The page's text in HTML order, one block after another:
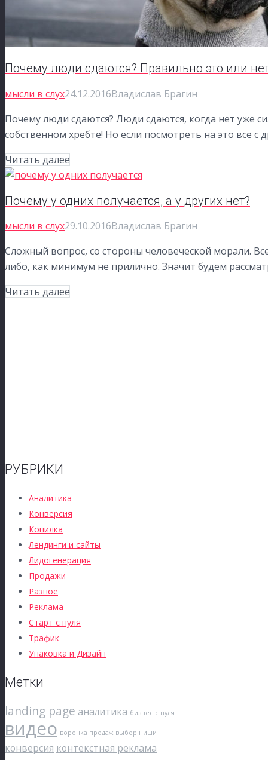
Почему люди сдаются? Правильно это или
мысли в слух24.12.2016Владислав Брагин
Почему люди сдаются? Люди сдаются, когда нет уже
собственном хребте! Но если посмотреть на это все с
Читать далее
Почему у одних получается, а у других нет?
мысли в слух29.10.2016Владислав Брагин
Сложный вопрос, со стороны человеческой морали.
либо, как минимум не прилично. Значит будем
Читать далее
РУБРИКИ
Аналитика
Конверсия
Копилка
Лендинги и сайты
Лидогенерация
Продажи
Разное
Реклама
Старт с нуля
Трафик
Упаковка и Дизайн
Метки
landing page аналитика бизнес с нуля
видео воронка продаж выбор ниши
конверсия контекстная реклама